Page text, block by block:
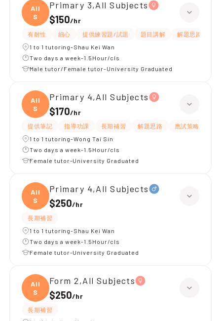
All
S
Primary 3,All Subjects
$150/hr
有耐性 細心 提供練習題/試題 題目講解
解題思路
1 to 1 tutoring-Shau Kei Wan
Two days a week-1.5Hour/cls
Male tutor/Female tutor-University Graduated
All
S
Primary 4,All Subjects
$170/hr
提供筆記 指導功課 長期補習 解題思路 應試策略
1 to 1 tutoring-Wong Tai Sin
Two days a week-1.5Hour/cls
Female tutor-University Graduated
All
S
Primary 4,All Subjects
$250/hr
長期補習
1 to 1 tutoring-Shau Kei Wan
Two days a week-1.5Hour/cls
Female tutor-University Graduated
All
S
Form 2,All Subjects
$250/hr
長期補習